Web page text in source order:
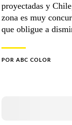
proyectadas y
zona es muy
que obligue a
POR ABC COLOR